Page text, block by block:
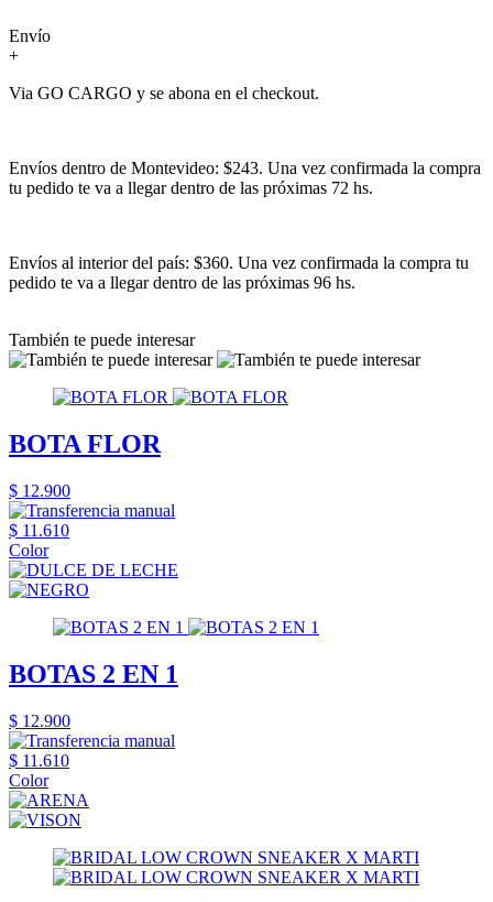
Envío
+
Via GO CARGO y se abona en el checkout.
Envíos dentro de Montevideo: $243. Una vez confirmada la compra
tu pedido te va a llegar dentro de las próximas 72 hs.
Envíos al interior del país: $360. Una vez confirmada la compra tu
pedido te va a llegar dentro de las próximas 96 hs.
También te puede interesar
BOTA FLOR
$ 12.900
$ 11.610
Color
BOTAS 2 EN 1
$ 12.900
$ 11.610
Color